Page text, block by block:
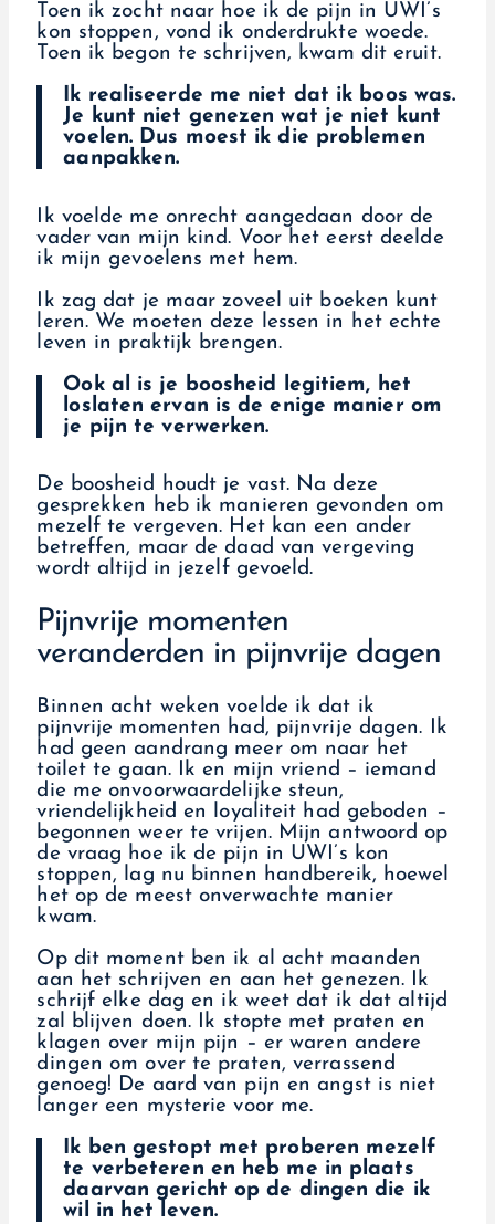
Toen ik zocht naar hoe ik de pijn in UWI’s
kon stoppen, vond ik onderdrukte woede.
Toen ik begon te schrijven, kwam dit eruit.
Ik realiseerde me niet dat ik boos was.
Je kunt niet genezen wat je niet kunt
voelen. Dus moest ik die problemen
aanpakken.
Ik voelde me onrecht aangedaan door de
vader van mijn kind. Voor het eerst deelde
ik mijn gevoelens met hem.
Ik zag dat je maar zoveel uit boeken kunt
leren. We moeten deze lessen in het echte
leven in praktijk brengen.
Ook al is je boosheid legitiem, het
loslaten ervan is de enige manier om
je pijn te verwerken.
De boosheid houdt je vast. Na deze
gesprekken heb ik manieren gevonden om
mezelf te vergeven. Het kan een ander
betreffen, maar de daad van vergeving
wordt altijd in jezelf gevoeld.
Pijnvrije momenten
veranderden in pijnvrije dagen
Binnen acht weken voelde ik dat ik
pijnvrije momenten had, pijnvrije dagen. Ik
had geen aandrang meer om naar het
toilet te gaan. Ik en mijn vriend – iemand
die me onvoorwaardelijke steun,
vriendelijkheid en loyaliteit had geboden –
begonnen weer te vrijen. Mijn antwoord op
de vraag hoe ik de pijn in UWI’s kon
stoppen, lag nu binnen handbereik, hoewel
het op de meest onverwachte manier
kwam.
Op dit moment ben ik al acht maanden
aan het schrijven en aan het genezen. Ik
schrijf elke dag en ik weet dat ik dat altijd
zal blijven doen. Ik stopte met praten en
klagen over mijn pijn – er waren andere
dingen om over te praten, verrassend
genoeg! De aard van pijn en angst is niet
langer een mysterie voor me.
Ik ben gestopt met proberen mezelf
te verbeteren en heb me in plaats
daarvan gericht op de dingen die ik
wil in het leven.